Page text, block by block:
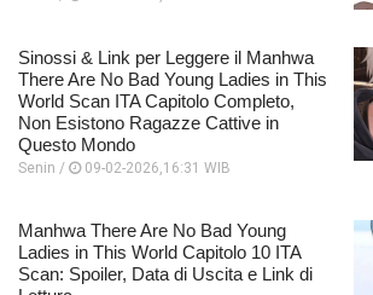
Sinossi & Link per Leggere il Manhwa
There Are No Bad Young Ladies in This
World Scan ITA Capitolo Completo,
Non Esistono Ragazze Cattive in
Questo Mondo
Senin / 09-02-2026,16:31 WIB
Manhwa There Are No Bad Young
Ladies in This World Capitolo 10 ITA
Scan: Spoiler, Data di Uscita e Link di